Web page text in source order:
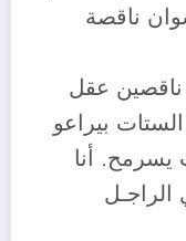
ناقصة
عقل
بيراعو
يسرمح. أنا